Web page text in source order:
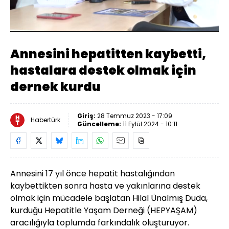
Sesi
Aç
Yüklendi:
10.03%
Oynatma
Hızı
Annesini hepatitten kaybetti,
hastalara destek olmak için
dernek kurdu
Habertürk Giriş: 28 Temmuz 2023 - 17:09
Güncelleme: 11 Eylül 2024 - 10:11
Annesini 17 yıl önce hepatit hastalığından
kaybettikten sonra hasta ve yakınlarına destek
olmak için mücadele başlatan Hilal Ünalmış Duda,
kurduğu Hepatitle Yaşam Derneği (HEPYAŞAM)
aracılığıyla toplumda farkındalık oluşturuyor.